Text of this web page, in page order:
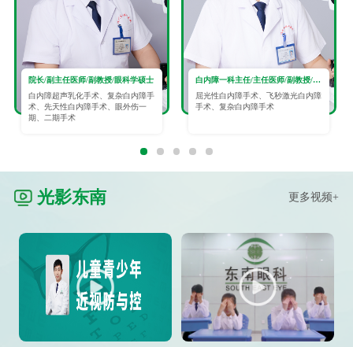
院长/副主任医师/副教授/眼科学硕士
白内障超声乳化手术、复杂白内障手
术、先天性白内障手术、眼外伤一
期、二期手术
白内障一科主任/主任医师/副教授/眼科学硕士
屈光性白内障手术、飞秒激光白内障
手术、复杂白内障手术
光影东南 更多视频+